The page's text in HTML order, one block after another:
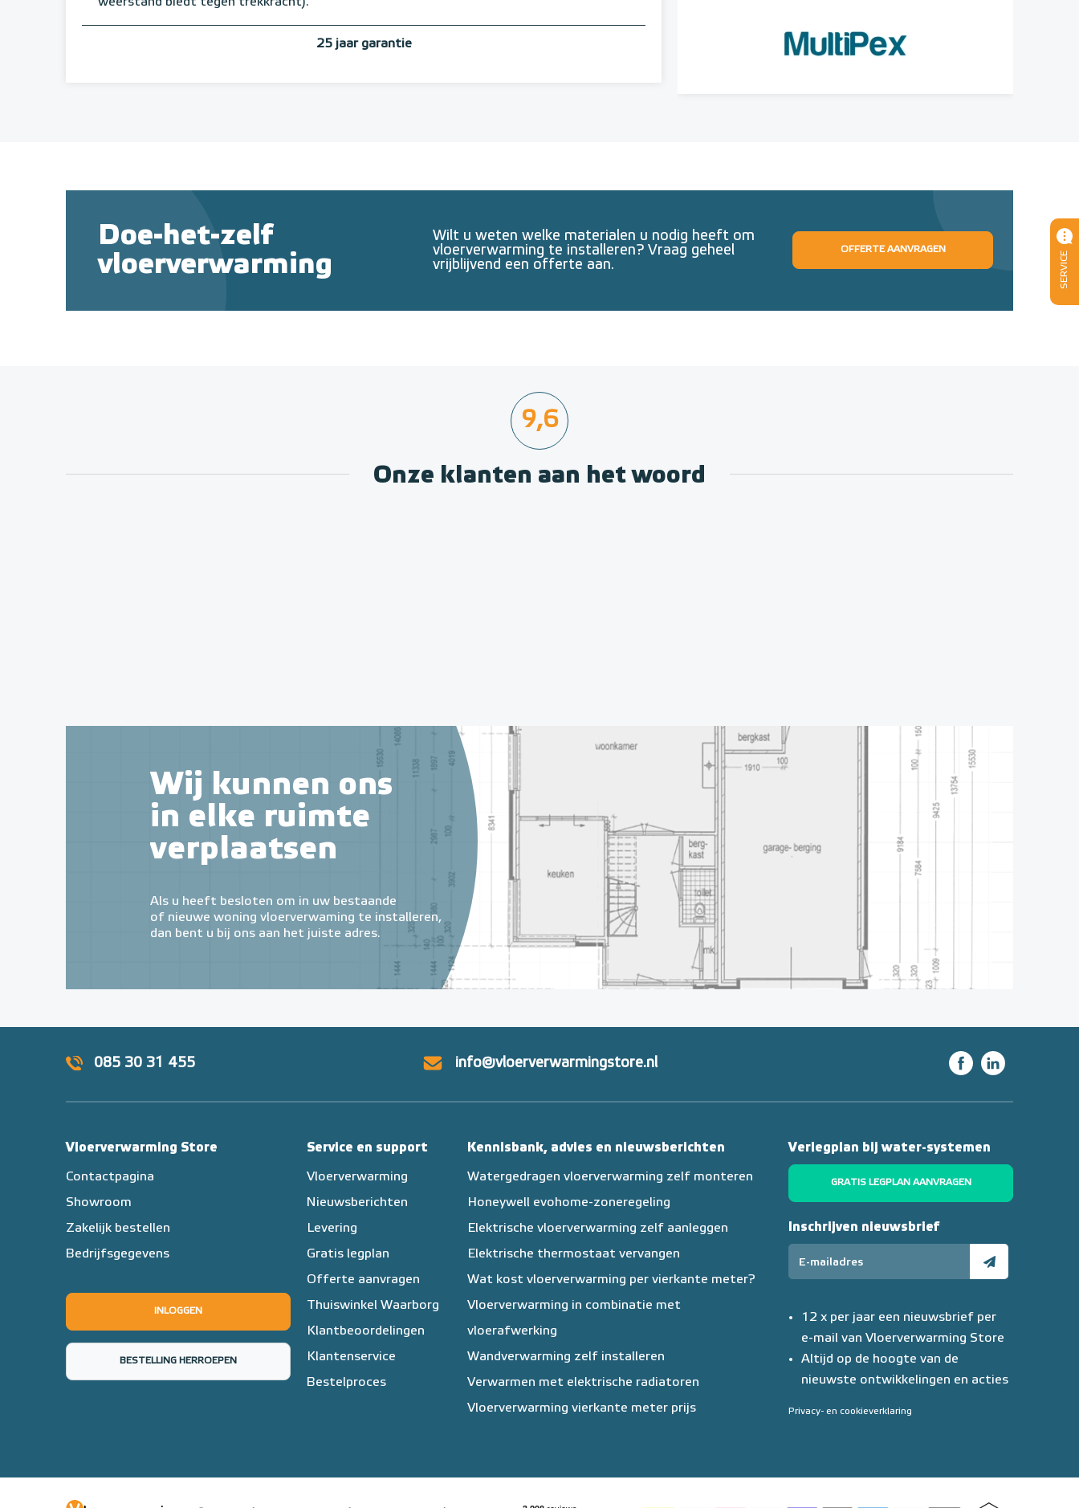
25 jaar garantie
Doe-het-zelf
vloerverwarming
Wilt u weten welke materialen u nodig heeft om
vloerverwarming te installeren? Vraag geheel
vrijblijvend een offerte aan.
OFFERTE AANVRAGEN
9,6
Onze klanten aan het woord
Wij kunnen ons
in elke ruimte
verplaatsen
Als u heeft besloten om in uw bestaande
of nieuwe woning vloerverwaming te installeren,
dan bent u bij ons aan het juiste adres.
085 30 31 455 info@vloerverwarmingstore.nl
Vloerverwarming Store
Contactpagina
Showroom
Zakelijk bestellen
Bedrijfsgegevens
INLOGGEN
BESTELLING HERROEPEN
Service en support
Vloerverwarming
Nieuwsberichten
Levering
Gratis legplan
Offerte aanvragen
Thuiswinkel Waarborg
Klantbeoordelingen
Klantenservice
Bestelproces
Kennisbank, advies en nieuwsberichten
Watergedragen vloerverwarming zelf monteren
Honeywell evohome-zoneregeling
Elektrische vloerverwarming zelf aanleggen
Elektrische thermostaat vervangen
Wat kost vloerverwarming per vierkante meter?
Vloerverwarming in combinatie met
vloerafwerking
Wandverwarming zelf installeren
Verwarmen met elektrische radiatoren
Vloerverwarming vierkante meter prijs
Verlegplan bij water-systemen
GRATIS LEGPLAN AANVRAGEN
Inschrijven nieuwsbrief
12 x per jaar een nieuwsbrief per
e-mail van Vloerverwarming Store
Altijd op de hoogte van de
nieuwste ontwikkelingen en acties
Privacy- en cookieverklaring
SERVICE